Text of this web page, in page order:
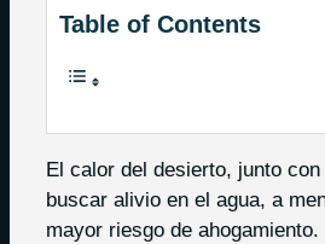
Table of Contents
El calor del desierto, junto
buscar alivio en el agua, a
mayor riesgo de ahogamiento.